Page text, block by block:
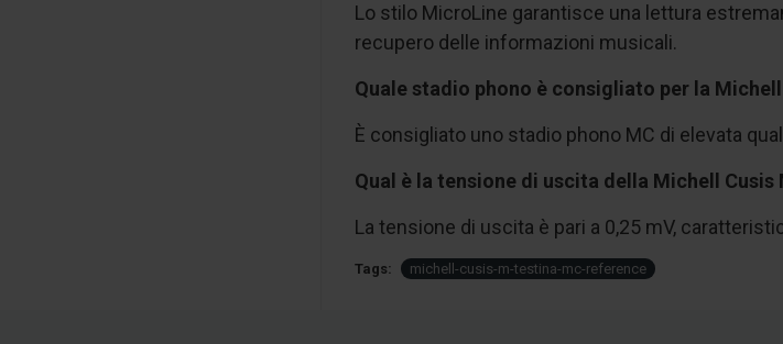
Lo stilo MicroLine garantisce una lettura
recupero delle informazioni musicali.
Quale stadio phono è consigliato per la Michell
È consigliato uno stadio phono MC di elevata
Qual è la tensione di uscita della Michell Cusis
La tensione di uscita è pari a 0,25 mV,
Tags: michell-cusis-m-testina-mc-reference